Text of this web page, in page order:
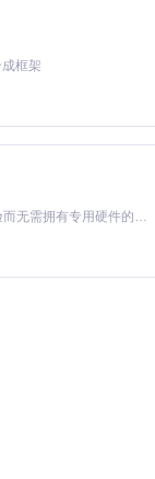
框架
基于Python的Xiaozhi AI，适用于想要完整Xiaozhi体验而无需拥有专用硬件的用户。